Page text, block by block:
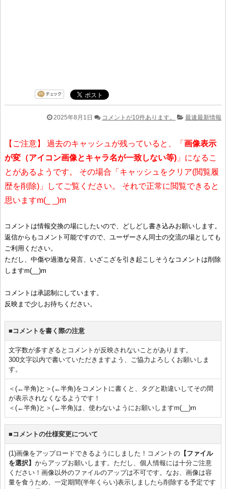
2025年8月1日 コメントが10件あります。 最速最新情報
【ご注意】 過去のキャッシュが残っていると、「 画像表示
が変（アイコン画像とキャラ名が一致しない等) 」になるこ
とがあるようです。 その場合「キャッシュをクリア(閲覧履
歴を削除)」してご覧ください。 それで正常に閲覧できると
思いますm(_ _)m
コメントは情報交換の場にしたいので、どしどし書き込みお願いします。
返信からもコメント可能ですので、ユーザーさん同士の交流の場としても
ご利用ください。
ただし、中傷や過激な発言、いざこざを引き起こしそうなコメントは削除
しますm(__)m
コメントは承認制にしています。
反映まで少しお待ちください。
■コメントを書く際の注意
文字数が多すぎるとコメントが反映されないことがあります。
300文字以内で書いていただきますよう、ご協力よろしくお願いしま
す。
＜(←半角)と＞(←半角)をコメントに書くと、タグと勘違いしてその間
が表示されなくなるようです！
＜(←半角)と＞(←半角)は、使わないようにお願いしますm(__)m
■コメントの仕様変更について
(1)画像をアップロードできるようにしました！コメントの【ファイル
を選択】 からアップお願いします。ただし、個人情報には十分ご注意
ください！画像以外のファイルのアップは不可です。なお、画像は容
量を食うため、一定期間(半年くらい)表示しましたら削除する予定です